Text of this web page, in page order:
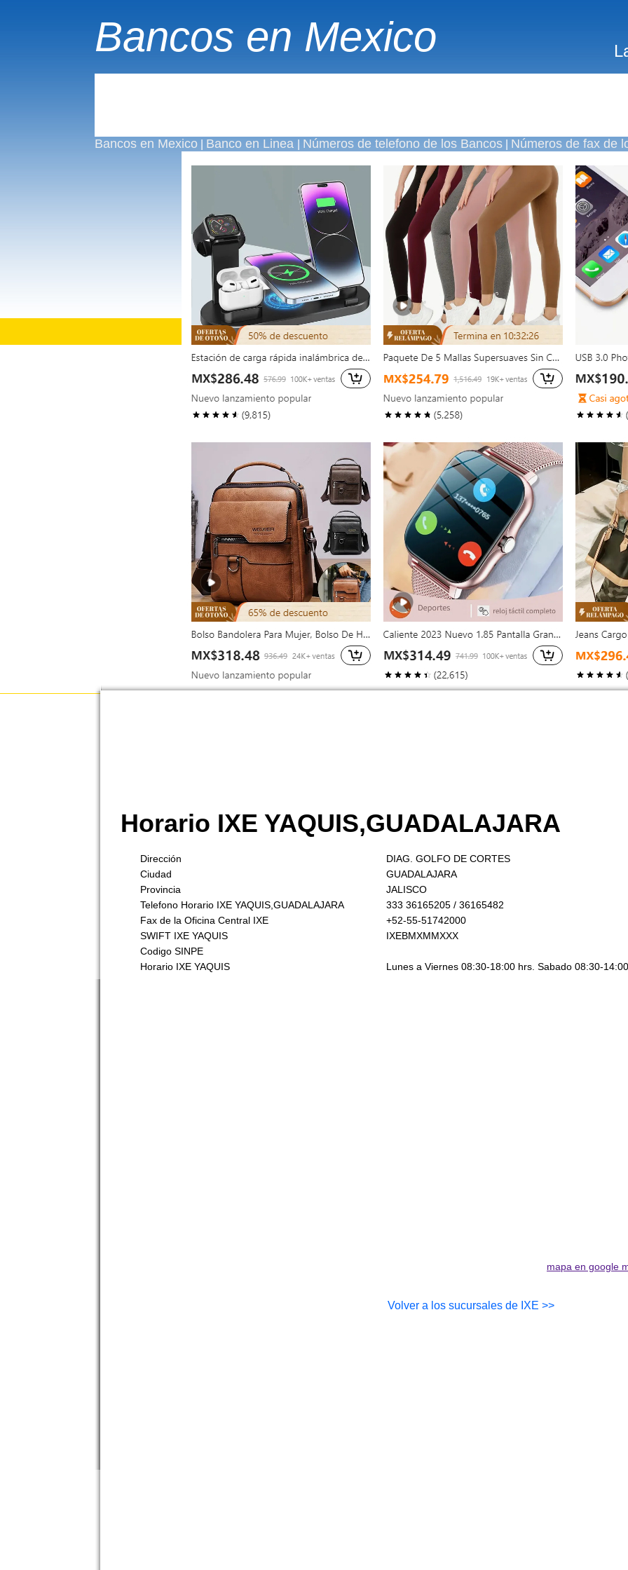
Bancos en Mexico
Bancos en Mexico| Banco en Linea Números de telefono de los Bancos| Números de fax de
Horario IXE YAQUIS,GUADALAJARA
Dirección
DIAG. GOLFO DE CORTES
Ciudad
GUADALAJARA
Provincia
JALISCO
Telefono Horario IXE YAQUIS,GUADALAJARA
333 36165205 / 36165482
Fax de la Oficina Central IXE
+52-55-51742000
SWIFT IXE YAQUIS
IXEBMXMMXXX
Codigo SINPE
Horario IXE YAQUIS
Lunes a Viernes 08:30-18:00 hrs. Sabado 08:30-
mapa en google
Volver a los sucursales de IXE >>